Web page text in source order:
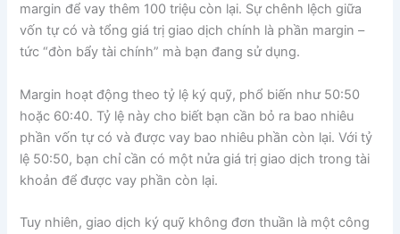
margin để vay thêm 100 triệu còn lại. Sự chênh lệch giữa
vốn tự có và tổng giá trị giao dịch chính là phần margin –
tức “đòn bẩy tài chính” mà bạn đang sử dụng.
Margin hoạt động theo tỷ lệ ký quỹ, phổ biến như 50:50
hoặc 60:40. Tỷ lệ này cho biết bạn cần bỏ ra bao nhiêu
phần vốn tự có và được vay bao nhiêu phần còn lại. Với tỷ
lệ 50:50, bạn chỉ cần có một nửa giá trị giao dịch trong tài
khoản để được vay phần còn lại.
Tuy nhiên, giao dịch ký quỹ không đơn thuần là một công